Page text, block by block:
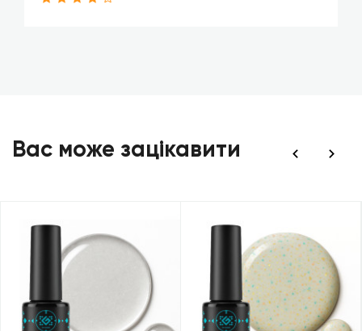
Вас може зацікавити